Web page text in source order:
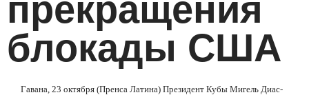
прекращения
блокады США
Гавана, 23 октября (Пренса Латина) Президент Кубы Мигель Диас-